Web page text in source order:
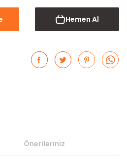
Hemen Al
Önerileriniz